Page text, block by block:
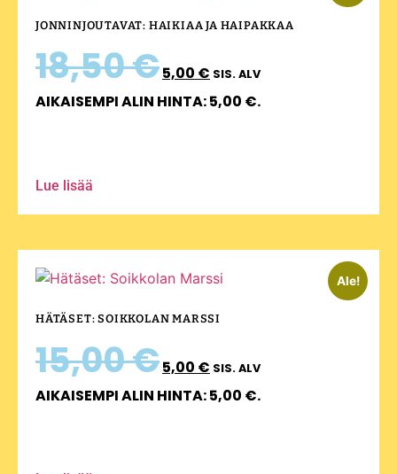
JONNINJOUTAVAT: HAIKIAA JA HAIPAKKAA
18,50€5,00 € SIS. ALV
AIKAISEMPI ALIN HINTA:5,00 €.
Lue lisää
Ale!
HÄTÄSET: SOIKKOLAN MARSSI
15,00€5,00 € SIS. ALV
AIKAISEMPI ALIN HINTA:5,00 €.